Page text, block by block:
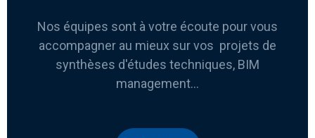
Nos équipes sont à votre écoute pour vous
accompagner au mieux sur vos projets de
synthèses d'études techniques, BIM
management...